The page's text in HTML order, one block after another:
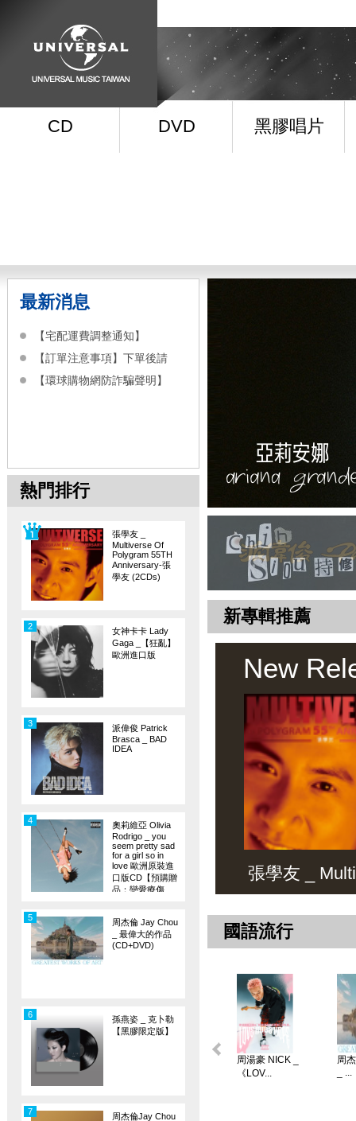
CD DVD 黑膠唱片
最新消息
【宅配運費調整通知】
【訂單注意事項】下單後請
【環球購物網防詐騙聲明】
熱門排行
張學友 _
Multiverse Of
Polygram 55TH
Anniversary-張
學友 (2CDs)
女神卡卡 Lady
Gaga _【狂亂】
歐洲進口版
2
派偉俊 Patrick
Brasca _ BAD
IDEA
3
奧莉維亞 Olivia
Rodrigo _ you
seem pretty sad
for a girl so in
love 歐洲原裝進
口版CD【預購贈
品：戀愛療傷
4
周杰倫 Jay Chou
_ 最偉大的作品
(CD+DVD)
5
孫燕姿 _ 克卜勒
【黑膠限定版】
6
周杰倫Jay Chou
7
新專輯推薦
New
張學友 _
國語流行
周湯豪 NICK _
《LOV...
周
_ ...